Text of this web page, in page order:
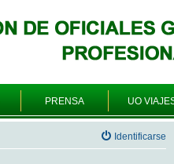
PRENSA UO
Identificarse